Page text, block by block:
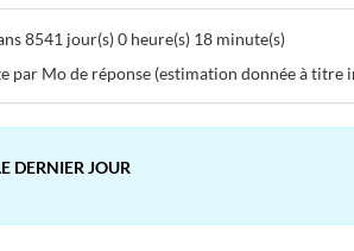
8541 jour(s) 0 heure(s) 18 minute(s)
par Mo de réponse (estimation donnée à titre
DERNIER JOUR